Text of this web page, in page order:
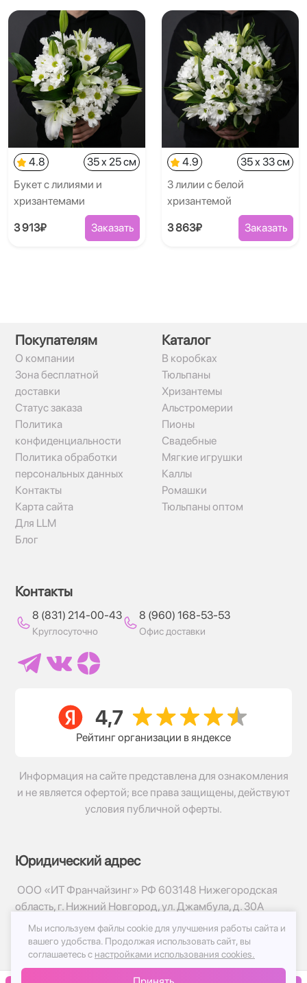
4.8
35 x 25 см
Букет с лилиями и
хризантемами
3 913₽ Заказать
4.9
35 x 33 см
3 лилии с белой
хризантемой
3 863₽ Заказать
Покупателям
О компании
Зона бесплатной
доставки
Статус заказа
Политика
конфиденциальности
Политика обработки
персональных данных
Контакты
Карта сайта
Для LLM
Блог
Каталог
В коробках
Тюльпаны
Хризантемы
Альстромерии
Пионы
Свадебные
Мягкие игрушки
Каллы
Ромашки
Тюльпаны оптом
Контакты
8 (831) 214-00-43
Круглосуточно
8 (960) 168-53-53
Офис доставки
Рейтинг организации в яндексе
Информация на сайте представлена для ознакомления
и не является офертой; все права защищены, действуют
условия публичной оферты.
Юридический адрес
ООО «ИТ Франчайзинг» РФ 603148 Нижегородская
область, г. Нижний Новгород, ул. Джамбула, д. 30А
© 2017-2026г, База Цветов 24.ру
Политика конфиденциальности
Публичная оферта
Мы используем файлы cookie для улучшения работы сайта и
вашего удобства. Продолжая использовать сайт, вы
соглашаетесь с настройками использования cookies.